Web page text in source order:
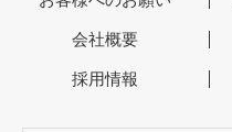
会社概要
採用情報